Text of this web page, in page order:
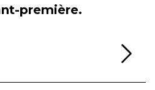
première.